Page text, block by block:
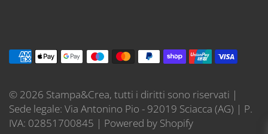
© 2026 Stampa&Crea, tutti i diritti sono riservati |
Sede legale: Via Antonino Pio - 92019 Sciacca (AG) | P.
IVA: 02851700845 | Powered by Shopify